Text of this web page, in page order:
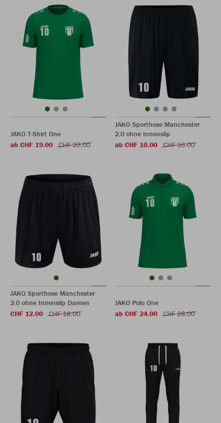
JAKO T-Shirt One
ab CHF 19.00
CHF 20.00
JAKO Sporthose Manchester
2.0 ohne Innenslip
ab CHF 10.00
CHF 16.00
JAKO Sporthose Manchester
2.0 ohne Innenslip Damen
CHF 12.00
CHF 18.00
JAKO Polo One
ab CHF 24.00
CHF 28.00